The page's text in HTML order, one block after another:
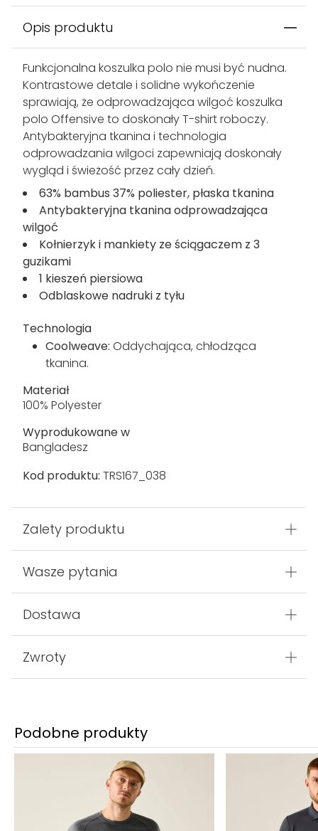
Opis produktu
Funkcjonalna koszulka polo nie musi być nudna.
Kontrastowe detale i solidne wykończenie
sprawiają, że odprowadzająca wilgoć koszulka
polo Offensive to doskonały T-shirt roboczy.
Antybakteryjna tkanina i technologia
odprowadzania wilgoci zapewniają doskonały
wygląd i świeżość przez cały dzień.
63% bambus 37% poliester, płaska tkanina
Antybakteryjna tkanina odprowadzająca
wilgoć
Kołnierzyk i mankiety ze ściągaczem z 3
guzikami
1 kieszeń piersiowa
Odblaskowe nadruki z tyłu
Technologia
Coolweave: Oddychająca, chłodząca
tkanina.
Materiał
100% Polyester
Wyprodukowane w
Bangladesz
Kod produktu: TRS167_038
Zalety produktu
Wasze pytania
Dostawa
Zwroty
Podobne produkty